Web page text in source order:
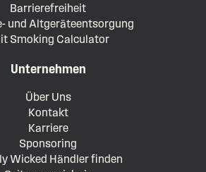
Barrierefreiheit
und Altgeräteentsorgung
Smoking Calculator
Unternehmen
Über Uns
Kontakt
Karriere
Sponsoring
Wicked Händler finden